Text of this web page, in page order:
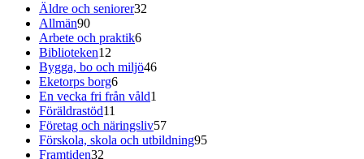
Äldre och seniorer32
Allmän90
Arbete och praktik6
Biblioteken12
Bygga, bo och miljö46
Eketorps borg6
En vecka fri från våld1
Föräldrastöd11
Företag och näringsliv57
Förskola, skola och utbildning95
Framtiden32